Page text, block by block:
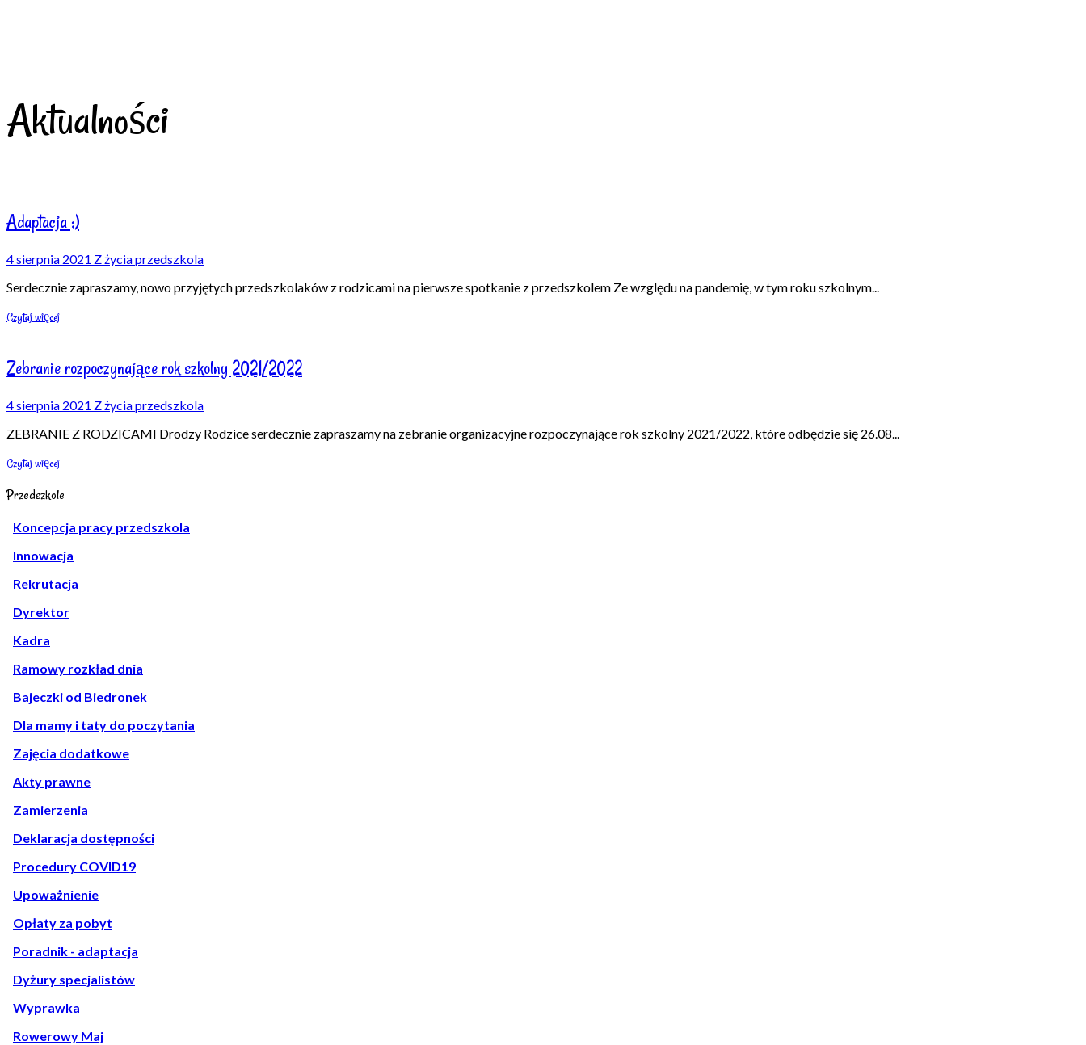
Aktualności
Adaptacja ;)
4 sierpnia 2021 Z życia przedszkola
Serdecznie zapraszamy, nowo przyjętych przedszkolaków z rodzicami na pierwsze spotkanie z przedszkolem Ze względu na pandemię, w tym roku szkolnym...
Czytaj więcej
Zebranie rozpoczynające rok szkolny 2021/2022
4 sierpnia 2021 Z życia przedszkola
ZEBRANIE Z RODZICAMI Drodzy Rodzice serdecznie zapraszamy na zebranie organizacyjne rozpoczynające rok szkolny 2021/2022, które odbędzie się 26.08
Czytaj więcej
Przedszkole
Koncepcja pracy przedszkola
Innowacja
Rekrutacja
Dyrektor
Kadra
Ramowy rozkład dnia
Bajeczki od Biedronek
Dla mamy i taty do poczytania
Zajęcia dodatkowe
Akty prawne
Zamierzenia
Deklaracja dostępności
Procedury COVID19
Upoważnienie
Opłaty za pobyt
Poradnik - adaptacja
Dyżury specjalistów
Wyprawka
Rowerowy Maj